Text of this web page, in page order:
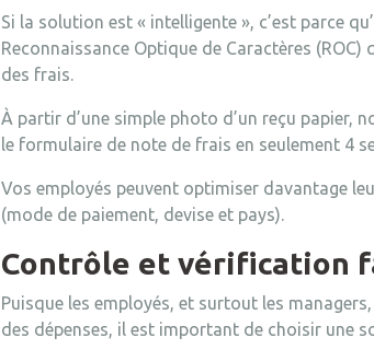
Si la solution est « intelligente », c’est parce
Reconnaissance Optique de Caractères (ROC)
des frais.
À partir d’une simple photo d’un reçu papier,
le formulaire de note de frais en seulement 4
Vos employés peuvent optimiser davantage
(mode de paiement, devise et pays).
Contrôle et vérification
Puisque les employés, et surtout les
des dépenses, il est important de choisir une